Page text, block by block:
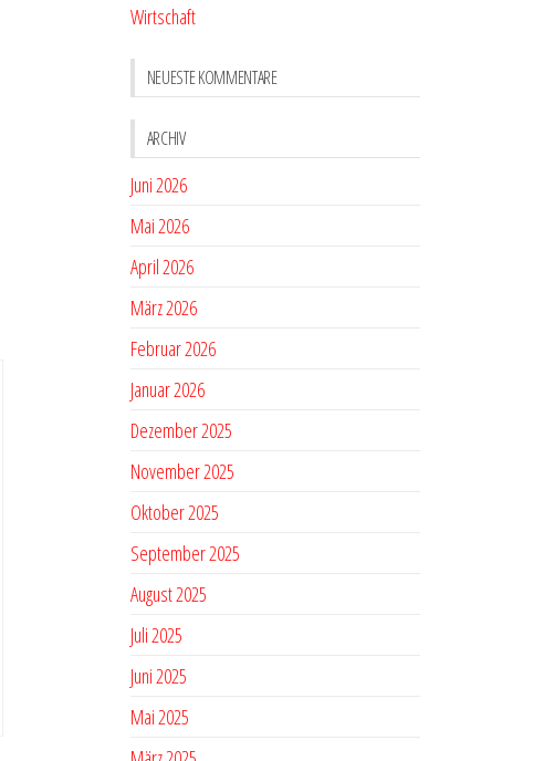
Wirtschaft
NEUESTE KOMMENTARE
ARCHIV
Juni 2026
Mai 2026
April 2026
März 2026
Februar 2026
Januar 2026
Dezember 2025
November 2025
Oktober 2025
September 2025
August 2025
Juli 2025
Juni 2025
Mai 2025